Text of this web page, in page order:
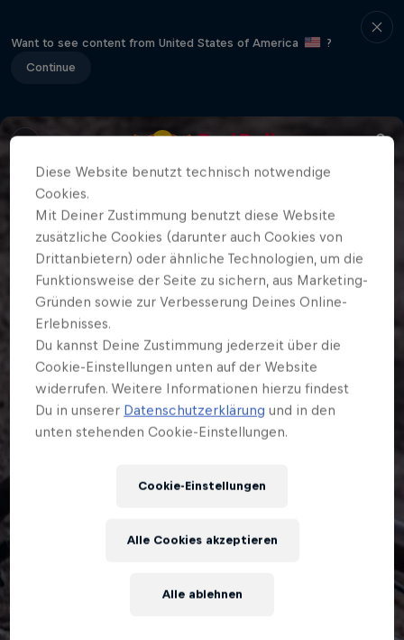
Want to see content from United States of America
?
Continue
Diese Website benutzt technisch notwendige
Cookies.
Mit Deiner Zustimmung benutzt diese Website
zusätzliche Cookies (darunter auch Cookies von
Drittanbietern) oder ähnliche Technologien, um die
Funktionsweise der Seite zu sichern, aus Marketing-
Gründen sowie zur Verbesserung Deines Online-
Erlebnisses.
Du kannst Deine Zustimmung jederzeit über die
Cookie-Einstellungen unten auf der Website
widerrufen. Weitere Informationen hierzu findest
Du in unserer Datenschutzerklärung und in den
unten stehenden Cookie-Einstellungen.
Cookie-Einstellungen
Alle ablehnen
Alle Cookies akzeptieren